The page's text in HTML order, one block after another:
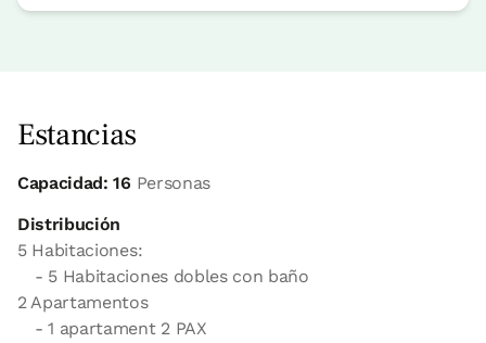
Estancias
Capacidad: 16 Personas
Distribución
5 Habitaciones:
- 5 Habitaciones dobles con baño
2 Apartamentos
- 1 apartament 2 PAX